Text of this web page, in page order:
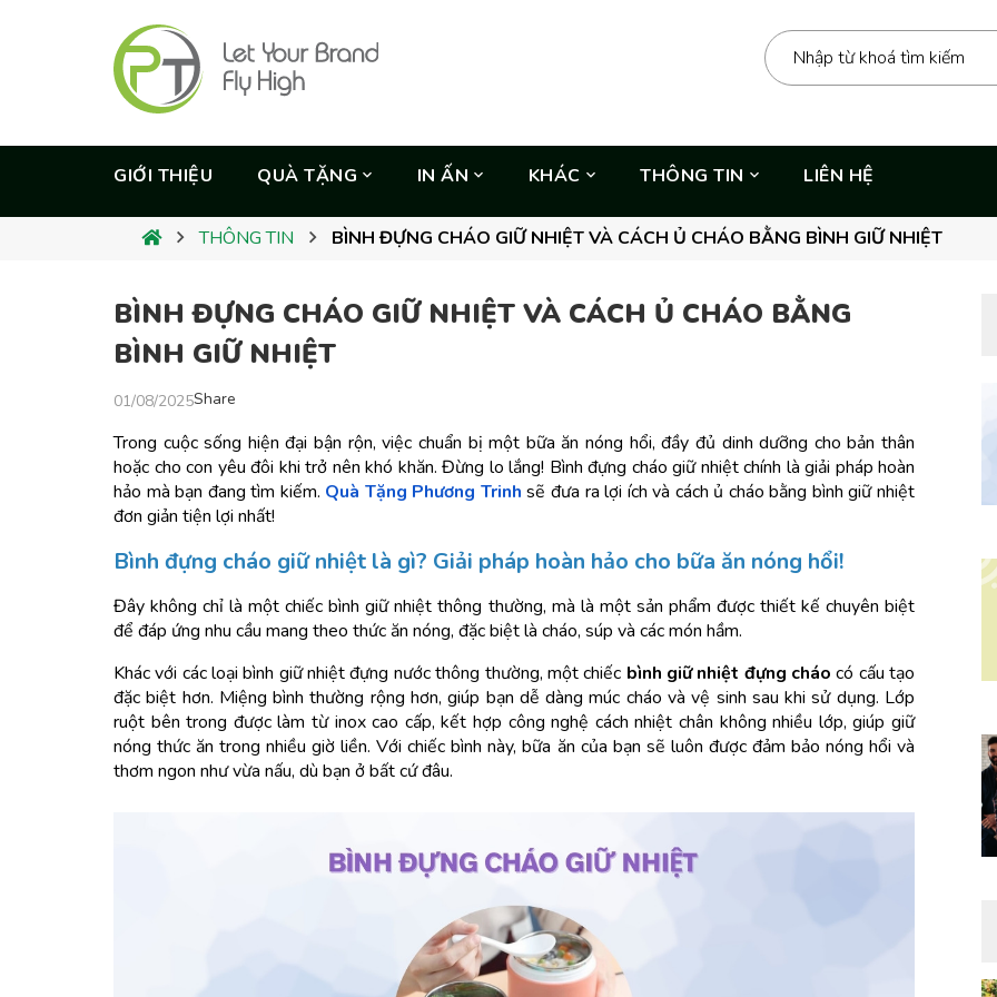
GIỚI THIỆU QUÀ TẶNG IN ẤN KHÁC THÔNG TIN LIÊN HỆ
THÔNG TIN BÌNH ĐỰNG CHÁO GIỮ NHIỆT VÀ CÁCH Ủ CHÁO BẰNG BÌNH GIỮ NHIỆT
BÌNH ĐỰNG CHÁO GIỮ NHIỆT VÀ CÁCH Ủ CHÁO BẰNG
BÌNH GIỮ NHIỆT
01/08/2025Share
Trong cuộc sống hiện đại bận rộn, việc chuẩn bị một bữa ăn nóng hổi, đầy đủ dinh dưỡng cho bản thân
hoặc cho con yêu đôi khi trở nên khó khăn. Đừng lo lắng! Bình đựng cháo giữ nhiệt chính là giải pháp hoàn
hảo mà bạn đang tìm kiếm. Quà Tặng Phương Trinh sẽ đưa ra lợi ích và cách ủ cháo bằng bình giữ nhiệt
đơn giản tiện lợi nhất!
Bình đựng cháo giữ nhiệt là gì? Giải pháp hoàn hảo cho bữa ăn nóng hổi!
Đây không chỉ là một chiếc bình giữ nhiệt thông thường, mà là một sản phẩm được thiết kế chuyên biệt
để đáp ứng nhu cầu mang theo thức ăn nóng, đặc biệt là cháo, súp và các món hầm.
Khác với các loại bình giữ nhiệt đựng nước thông thường, một chiếc bình giữ nhiệt đựng cháo có cấu tạo
đặc biệt hơn. Miệng bình thường rộng hơn, giúp bạn dễ dàng múc cháo và vệ sinh sau khi sử dụng. Lớp
ruột bên trong được làm từ inox cao cấp, kết hợp công nghệ cách nhiệt chân không nhiều lớp, giúp giữ
nóng thức ăn trong nhiều giờ liền. Với chiếc bình này, bữa ăn của bạn sẽ luôn được đảm bảo nóng hổi và
thơm ngon như vừa nấu, dù bạn ở bất cứ đâu.